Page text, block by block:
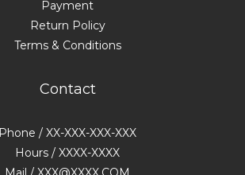
Payment
Return Policy
Terms & Conditions
Contact
Phone / XX-XXX-XXX-XXX
Hours / XXXX-XXXX